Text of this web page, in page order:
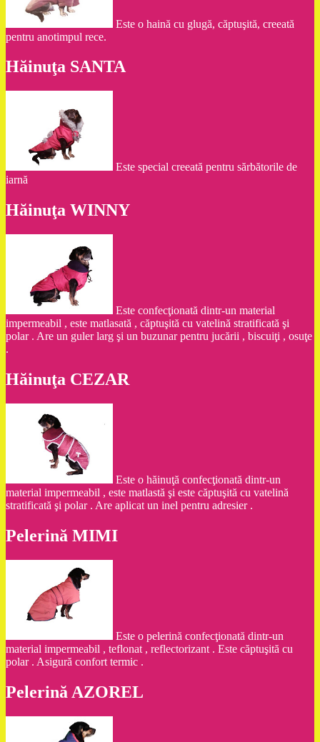
Este o haină cu glugă, căptuşită, creeată
pentru anotimpul rece.
Hăinuţa SANTA
Este special creeată pentru sărbătorile de
iarnă
Hăinuţa WINNY
Este confecţionată dintr-un material
impermeabil , este matlasată , căptuşită cu vatelină stratificată şi
polar . Are un guler larg şi un buzunar pentru jucării , biscuiţi , osuţe
.
Hăinuţa CEZAR
Este o hăinuţă confecţionată dintr-un
material impermeabil , este matlastă şi este căptuşită cu vatelină
stratificată şi polar . Are aplicat un inel pentru adresier .
Pelerină MIMI
Este o pelerină confecţionată dintr-un
material impermeabil , teflonat , reflectorizant . Este căptuşită cu
polar . Asigură confort termic .
Pelerină AZOREL